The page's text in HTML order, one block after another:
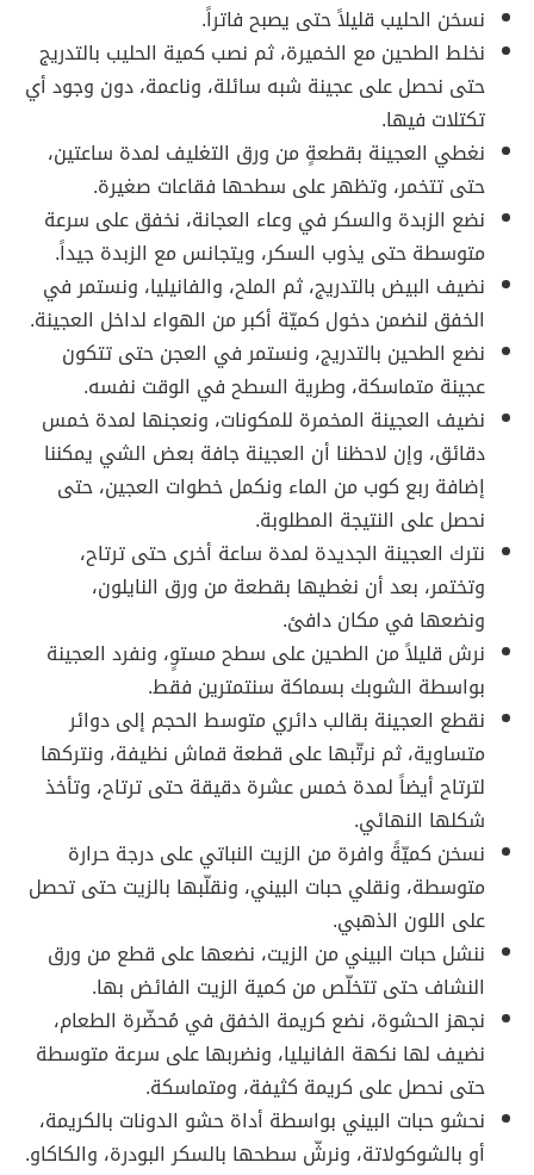
نسخن الحليب قليلاً حتى يصبح فاتراً.
نخلط الطحين مع الخميرة، ثم نصب كمية الحليب بالتدريج
حتى نحصل على عجينة شبه سائلة، وناعمة، دون وجود أي
تكتلات فيها.
نغطي العجينة بقطعةٍ من ورق التغليف لمدة ساعتين،
حتى تتخمر، وتظهر على سطحها فقاعات صغيرة.
نضع الزبدة والسكر في وعاء العجانة، نخفق على سرعة
متوسطة حتى يذوب السكر، ويتجانس مع الزبدة جيداً.
نضيف البيض بالتدريج، ثم الملح، والفانيليا، ونستمر في
الخفق لنضمن دخول كميّة أكبر من الهواء لداخل العجينة.
نضع الطحين بالتدريج، ونستمر في العجن حتى تتكون
عجينة متماسكة، وطرية السطح في الوقت نفسه.
نضيف العجينة المخمرة للمكونات، ونعجنها لمدة خمس
دقائق، وإن لاحظنا أن العجينة جافة بعض الشي يمكننا
إضافة ربع كوب من الماء ونكمل خطوات العجين، حتى
نحصل على النتيجة المطلوبة.
نترك العجينة الجديدة لمدة ساعة أخرى حتى ترتاح،
وتختمر، بعد أن نغطيها بقطعة من ورق النايلون،
ونضعها في مكان دافئ.
نرش قليلاً من الطحين على سطح مستوٍ، ونفرد العجينة
بواسطة الشوبك بسماكة سنتمترين فقط.
نقطع العجينة بقالب دائري متوسط الحجم إلى دوائر
متساوية، ثم نرتّبها على قطعة قماش نظيفة، ونتركها
لترتاح أيضاً لمدة خمس عشرة دقيقة حتى ترتاح، وتأخذ
شكلها النهائي.
نسخن كميّةً وافرة من الزيت النباتي على درجة حرارة
متوسطة، ونقلي حبات البيني، ونقلّبها بالزيت حتى تحصل
على اللون الذهبي.
ننشل حبات البيني من الزيت، نضعها على قطع من ورق
النشاف حتى تتخلّص من كمية الزيت الفائض بها.
نجهز الحشوة، نضع كريمة الخفق في مُحضّرة الطعام،
نضيف لها نكهة الفانيليا، ونضربها على سرعة متوسطة
حتى نحصل على كريمة كثيفة، ومتماسكة.
نحشو حبات البيني بواسطة أداة حشو الدونات بالكريمة،
أو بالشوكولاتة، ونرشّ سطحها بالسكر البودرة، والكاكاو.